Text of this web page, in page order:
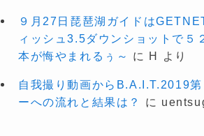
９月27日琵琶湖ガイドは
ィッシュ3.5ダウンショットで５
本が悔やまれるぅ～
に H より
自我撮り動画からB.A.I.T.2019第
ーへの流れと結果は？
に